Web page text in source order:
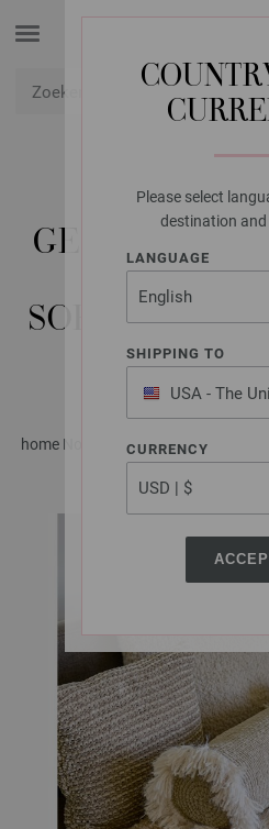
Please select
destination and
LANGUAGE
SHIPPING TO
USA - The
of America
CURRENCY
LANA
GESTREEPTE
FRANJES
SOFTNESS,
&
home No. 78 - Tijdschrift (DE) +